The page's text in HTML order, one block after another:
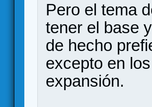
Pero el tema
tener el base
de hecho
excepto en
expansión.